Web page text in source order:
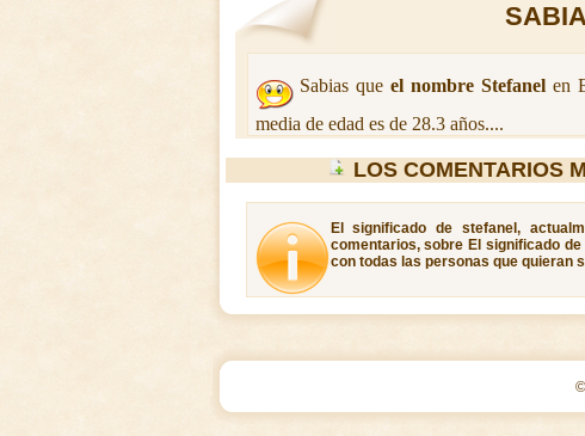
Sabias queel nombre Stefanel en
media de edad es de 28.3 años....
LOS COMENTARIOS
El significado de stefanel,
comentarios, sobre El significado
con todas las personas que quieran